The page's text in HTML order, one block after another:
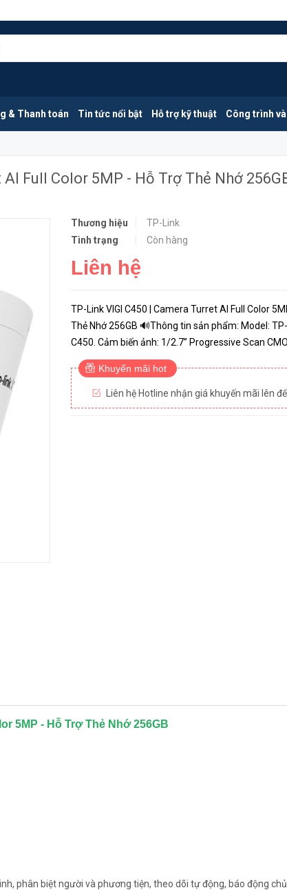
& Thanh toán Tin tức nổi bật Hỗ trợ kỹ thuật Công trình
Full Color 5MP - Hỗ Trợ Thẻ Nhớ
Thương hiệu
TP-Link
Tình trạng
Còn hàng
Liên hệ
TP-Link VIGI C450 | Camera Turret AI Full Color
Thẻ Nhớ 256GB 🔊Thông tin sản phẩm: Model: TP-Link VIGI
C450. Cảm biến ảnh: 1/2.7” Progressive Scan
Cut Filter ngày đêm. Tiêu cự: 4mm. Độ phân giải
Tích h...
Khuyến mãi hot
Liên hệ Hotline nhận giá khuyến mãi lên
HẾT
5MP - Hỗ Trợ Thẻ Nhớ 256GB
phân biệt người và phương tiện, theo dõi tự động, báo động chủ